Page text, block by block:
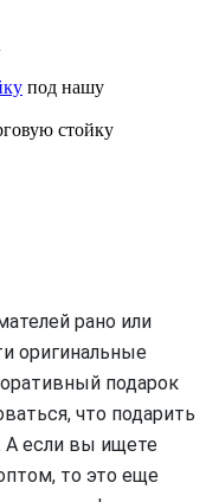
под нашу
стойку
рано или
оригинальные
подарок
что подарить
А если вы ищете
то это еще